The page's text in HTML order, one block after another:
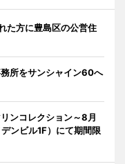
た方に豊島区の公営住
所をサンシャイン60へ
ンコレクション～8月
ンビル1F）にて期間限